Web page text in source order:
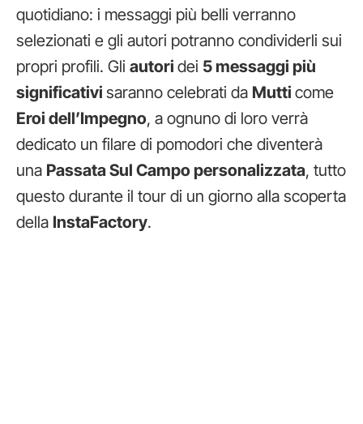
quotidiano: i messaggi più belli verranno
selezionati e gli autori potranno condividerli sui
propri profili. Gli autori dei 5 messaggi più
significativi saranno celebrati da Mutti come
Eroi dell’Impegno, a ognuno di loro verrà
dedicato un filare di pomodori che diventerà
una Passata Sul Campo personalizzata, tutto
questo durante il tour di un giorno alla scoperta
della InstaFactory.